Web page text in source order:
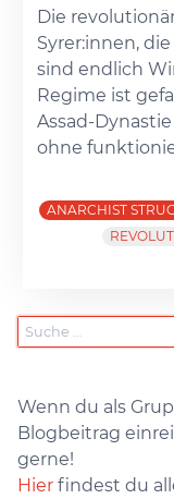
Die
Syrer:innen,
sind endlich
Regime ist
Assad-
ohne
ANARCHIST
Wenn du als
Blogbeitrag
gerne!
Hier findest du